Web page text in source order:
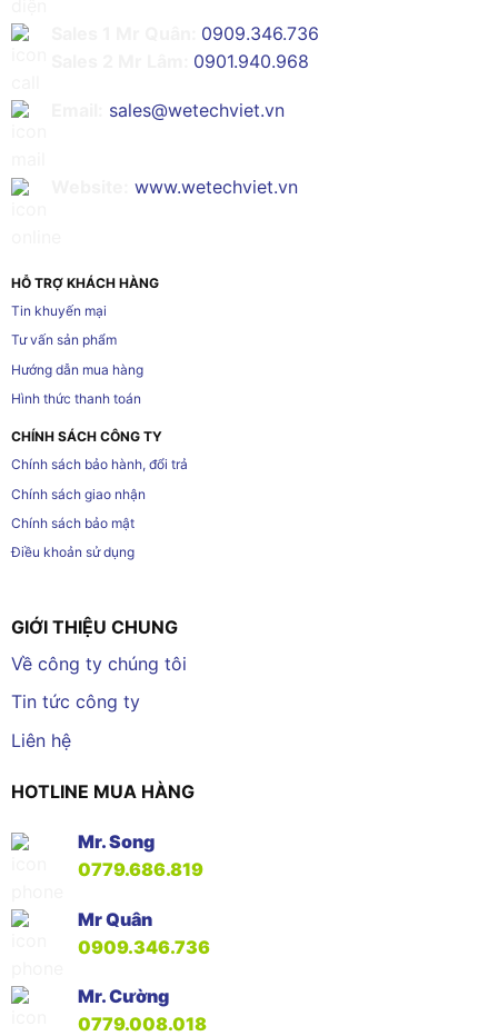
0909.346.736
0901.940.968
sales@wetechviet.vn
www.wetechviet.vn
HỖ TRỢ KHÁCH HÀNG
Tin khuyến mại
Tư vấn sản phẩm
Hướng dẫn mua hàng
Hình thức thanh toán
CHÍNH SÁCH CÔNG TY
Chính sách bảo hành, đổi trả
Chính sách giao nhận
Chính sách bảo mật
Điều khoản sử dụng
GIỚI THIỆU CHUNG
Về công ty chúng tôi
Tin tức công ty
Liên hệ
HOTLINE MUA HÀNG
Mr. Song
0779.686.819
Mr Quân
0909.346.736
Mr. Cường
0779.008.018